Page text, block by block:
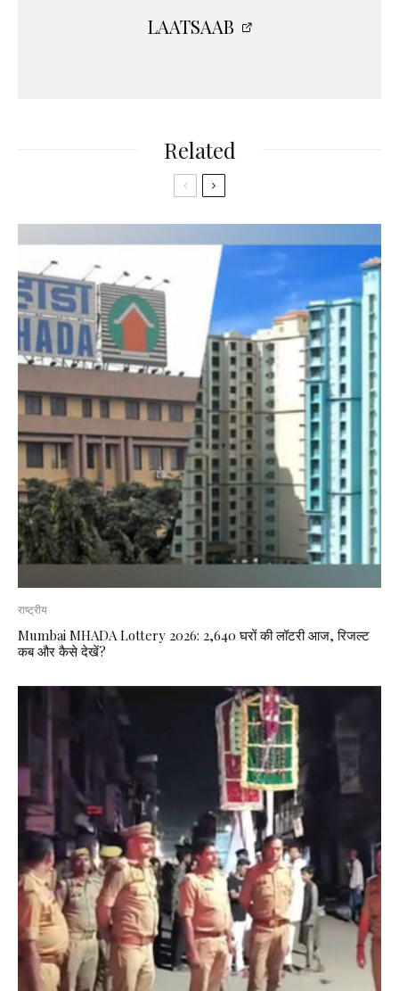
LAATSAAB
Related
राष्ट्रीय
Mumbai MHADA Lottery 2026: 2,640 घरों की लॉटरी आज, रिजल्ट
कब और कैसे देखें?